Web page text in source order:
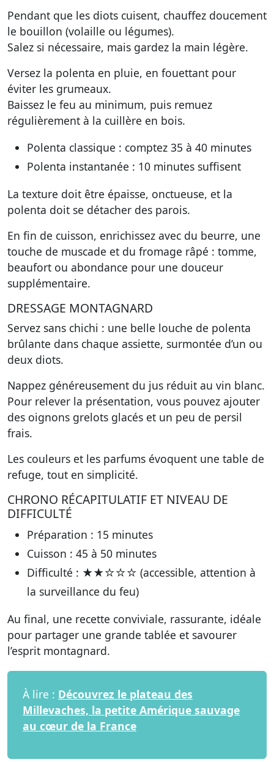
Pendant que les diots cuisent, chauffez doucement
le bouillon (volaille ou légumes).
Salez si nécessaire, mais gardez la main légère.
Versez la polenta en pluie, en fouettant pour
éviter les grumeaux.
Baissez le feu au minimum, puis remuez
régulièrement à la cuillère en bois.
Polenta classique : comptez 35 à 40 minutes
Polenta instantanée : 10 minutes suffisent
La texture doit être épaisse, onctueuse, et la
polenta doit se détacher des parois.
En fin de cuisson, enrichissez avec du beurre, une
touche de muscade et du fromage râpé : tomme,
beaufort ou abondance pour une douceur
supplémentaire.
DRESSAGE MONTAGNARD
Servez sans chichi : une belle louche de polenta
brûlante dans chaque assiette, surmontée d’un ou
deux diots.
Nappez généreusement du jus réduit au vin blanc.
Pour relever la présentation, vous pouvez ajouter
des oignons grelots glacés et un peu de persil
frais.
Les couleurs et les parfums évoquent une table de
refuge, tout en simplicité.
CHRONO RÉCAPITULATIF ET NIVEAU DE
DIFFICULTÉ
Préparation : 15 minutes
Cuisson : 45 à 50 minutes
Difficulté : ★★☆☆☆ (accessible, attention à
la surveillance du feu)
Au final, une recette conviviale, rassurante, idéale
pour partager une grande tablée et savourer
l’esprit montagnard.
À lire : Découvrez le plateau des
Millevaches, la petite Amérique sauvage
au cœur de la France